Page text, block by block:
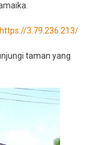
https://3.79.236.213/
taman yang